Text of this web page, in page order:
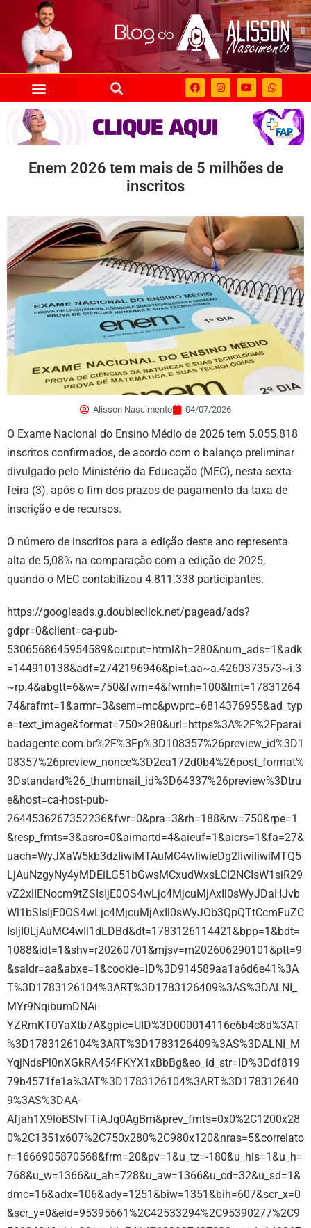
Enem 2026 tem mais de 5 milhões de
inscritos
Alisson Nascimento 04/07/2026
O Exame Nacional do Ensino Médio de 2026 tem 5.055.818
inscritos confirmados, de acordo com o balanço preliminar
divulgado pelo Ministério da Educação (MEC), nesta sexta-
feira (3), após o fim dos prazos de pagamento da taxa de
inscrição e de recursos.
O número de inscritos para a edição deste ano representa
alta de 5,08% na comparação com a edição de 2025,
quando o MEC contabilizou 4.811.338 participantes.
https://googleads.g.doubleclick.net/pagead/ads?
gdpr=0&client=ca-pub-
5306568645954589&output=html&h=280&num_ads=1&adk
=144910138&adf=2742196946&pi=t.aa~a.4260373573~i.3
~rp.4&abgtt=6&w=750&fwrn=4&fwrnh=100&lmt=17831264
74&rafmt=1&armr=3&sem=mc&pwprc=6814376955&ad_typ
e=text_image&format=750×280&url=https%3A%2F%2Fparai
badagente.com.br%2F%3Fp%3D108357%26preview_id%3D1
08357%26preview_nonce%3D2ea172d0b4%26post_format%
3Dstandard%26_thumbnail_id%3D64337%26preview%3Dtru
e&host=ca-host-pub-
2644536267352236&fwr=0&pra=3&rh=188&rw=750&rpe=1
&resp_fmts=3&asro=0&aimartd=4&aieuf=1&aicrs=1&fa=27&
uach=WyJXaW5kb3dzIiwiMTAuMC4wIiwieDg2IiwiIiwiMTQ5
LjAuNzgyNy4yMDEiLG51bGwsMCxudWxsLCI2NCIsW1siR29
vZ2xlIENocm9tZSIsIjE0OS4wLjc4MjcuMjAxIl0sWyJDaHJvb
Wl1bSIsIjE0OS4wLjc4MjcuMjAxIl0sWyJOb3QpQTtCcmFuZC
IsIjI0LjAuMC4wIl1dLDBd&dt=1783126114421&bpp=1&bdt=
1088&idt=1&shv=r20260701&mjsv=m202606290101&ptt=9
&saldr=aa&abxe=1&cookie=ID%3D914589aa1a6d6e41%3A
T%3D1783126104%3ART%3D1783126409%3AS%3DALNI_
MYr9NqibumDNAi-
YZRmKT0YaXtb7A&gpic=UID%3D000014116e6b4c8d%3AT
%3D1783126104%3ART%3D1783126409%3AS%3DALNI_M
YqjNdsPl0nXGkRA454FKYX1xBbBg&eo_id_str=ID%3Ddf819
79b4571fe1a%3AT%3D1783126104%3ART%3D178312640
9%3AS%3DAA-
Afjah1X9loBSlvFTiAJq0AgBm&prev_fmts=0x0%2C1200x28
0%2C1351x607%2C750x280%2C980x120&nras=5&correlato
r=1666905870568&frm=20&pv=1&u_tz=-180&u_his=1&u_h=
768&u_w=1366&u_ah=728&u_aw=1366&u_cd=32&u_sd=1&
dmc=16&adx=106&ady=1251&biw=1351&bih=607&scr_x=0
&scr_y=0&eid=95395661%2C42533294%2C95390277%2C9